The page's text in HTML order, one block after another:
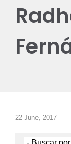
22 June, 2017